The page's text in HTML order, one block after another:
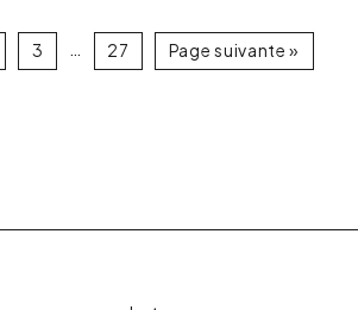
3 27 Page suivante »